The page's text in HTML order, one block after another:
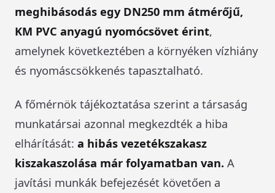
meghibásodás egy DN250 mm átmérőjű,
KM PVC anyagú nyomócsövet érint,
amelynek következtében a környéken vízhiány
és nyomáscsökkenés tapasztalható.
A főmérnök tájékoztatása szerint a társaság
munkatársai azonnal megkezdték a hiba
elhárítását: a hibás vezetékszakasz
kiszakaszolása már folyamatban van. A
javítási munkák befejezését követően a